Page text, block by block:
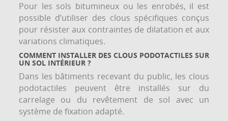
Pour les sols bitumineux ou les enrobés, il est
possible d’utiliser des clous spécifiques conçus
pour résister aux contraintes de dilatation et aux
variations climatiques.
COMMENT INSTALLER DES CLOUS PODOTACTILES SUR
UN SOL INTÉRIEUR ?
Dans les bâtiments recevant du public, les clous
podotactiles peuvent être installés sur du
carrelage ou du revêtement de sol avec un
système de fixation adapté.